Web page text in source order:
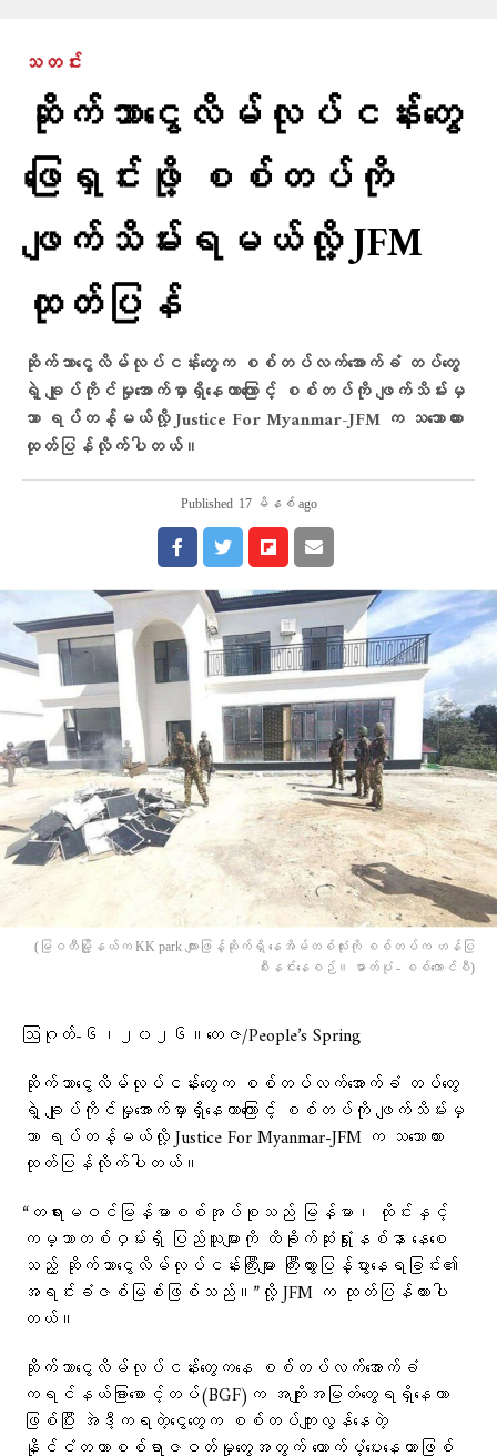
သတင်း
ဆိုက်ဘာငွေလိမ်လုပ်ငန်းတွေ
ဖြေရှင်းဖို့ စစ်တပ်ကို
ဖျက်သိမ်းရမယ်လို့ JFM
ထုတ်ပြန်
ဆိုက်ဘာငွေလိမ်လုပ်ငန်းတွေက စစ်တပ်လက်အောက်ခံ တပ်တွေ
ရဲ့ ချုပ်ကိုင်မှုအောက်မှာရှိနေတာကြောင့် စစ်တပ်ကို ဖျက်သိမ်းမှ
သာ ရပ်တန့်မယ်လို့ Justice For Myanmar-JFM က သဘောထား
ထုတ်ပြန်လိုက်ပါတယ်။
Published 17 မိနစ် ago
(မြဝတီမြို့နယ်က KK park ကျားဖြန့်ဆိုက်ရှိ နေအိမ်တစ်လုံးကို စစ်တပ်က ဟန်ပြ
စီးနင်းနေစဉ်။ ဓာတ်ပုံ - စစ်ကောင်စီ)
ဩဂုတ်-၆၊၂၀၂၆။တေဇ/People’s Spring
ဆိုက်ဘာငွေလိမ်လုပ်ငန်းတွေက စစ်တပ်လက်အောက်ခံ တပ်တွေ
ရဲ့ ချုပ်ကိုင်မှုအောက်မှာရှိနေတာကြောင့် စစ်တပ်ကို ဖျက်သိမ်းမှ
သာ ရပ်တန့်မယ်လို့ Justice For Myanmar-JFM က သဘောထား
ထုတ်ပြန်လိုက်ပါတယ်။
“တရားမဝင်မြန်မာစစ်အုပ်စုသည် မြန်မာ၊ ထိုင်းနှင့်
ကမ္ဘာတစ်ဝှမ်းရှိ ပြည်သူများကို ထိခိုက်ဆုံးရှုံးနစ်နာ နေစေ
သည့် ဆိုက်ဘာငွေလိမ်လုပ်ငန်းကြီးများ ကြီးထွားပြန့်ပွားနေရခြင်း၏
အရင်းခံဇစ်မြစ်ဖြစ်သည်။”လို့ JFM က ထုတ်ပြန်ထားပါ
တယ်။
ဆိုက်ဘာငွေလိမ်လုပ်ငန်းတွေကနေ စစ်တပ်လက်အောက်ခံ
ကရင်နယ်ခြားစောင့်တပ်(BGF)က အကျိုးအမြတ်တွေရရှိနေတာ
ဖြစ်ပြီး အဲဒီ့ကရတဲ့ငွေတွေက စစ်တပ်ကျူးလွန်နေတဲ့
နိုင်ငံတကာစစ်ရာဇဝတ်မှုတွေအတွက် ထောက်ပံ့ပေးနေတာဖြစ်